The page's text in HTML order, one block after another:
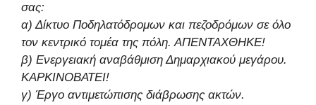
σας:
α) Δίκτυο Ποδηλατόδρομων και πεζοδρόμων σε όλο
τον κεντρικό τομέα της πόλη. ΑΠΕΝΤΑΧΘΗΚΕ!
β) Ενεργειακή αναβάθμιση Δημαρχιακού μεγάρου.
ΚΑΡΚΙΝΟΒΑΤΕΙ!
γ) Έργο αντιμετώπισης διάβρωσης ακτών.